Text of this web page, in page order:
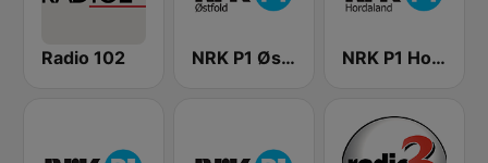
Radio 102 NRK P1 Østfold NRK P1 Hordaland